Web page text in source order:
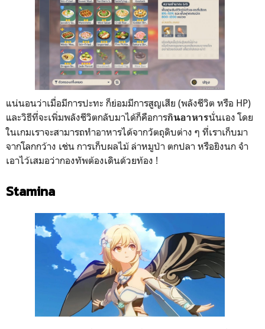
แน่นอนว่าเมื่อมีการปะทะ ก็ย่อมมีการสูญเสีย (พลังชีวิต หรือ HP)
และวิธีที่จะเพิ่มพลังชีวิตกลับมาได้ก็คือการกินอาหารนั่นเอง โดย
ในเกมเราจะสามารถทำอาหารได้จากวัตถุดิบต่าง ๆ ที่เราเก็บมา
จากโลกกว้าง เช่น การเก็บผลไม้ ล่าหมูป่า ตกปลา หรือยิงนก จำ
เอาไว้เสมอว่ากองทัพต้องเดินด้วยท้อง !
Stamina